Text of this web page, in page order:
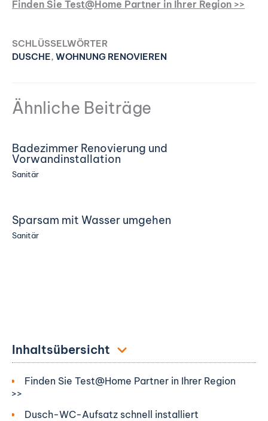
Finden Sie Test@Home Partner in Ihrer Region >>
SCHLÜSSELWÖRTER
DUSCHE, WOHNUNG RENOVIEREN
Ähnliche Beiträge
Badezimmer Renovierung und
Vorwandinstallation
Sanitär
Sparsam mit Wasser umgehen
Sanitär
Inhaltsübersicht
Finden Sie Test@Home Partner in Ihrer Region
>>
Dusch-WC-Aufsatz schnell installiert